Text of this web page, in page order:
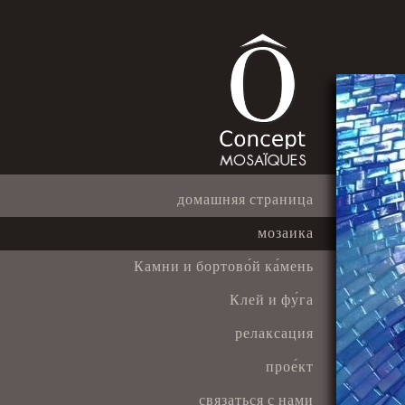
домашняя страница
мозаика
Камни и бортово́й ка́мень
Клей и фу́га
релаксация
прое́кт
связаться с нами